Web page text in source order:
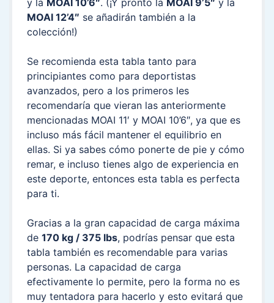
MOAI 12’4″ se añadirán también a la
colección!)
Se recomienda esta tabla tanto para
principiantes como para deportistas
avanzados, pero a los primeros les
recomendaría que vieran las anteriormente
mencionadas MOAI 11′ y MOAI 10’6″, ya que es
incluso más fácil mantener el equilibrio en
ellas. Si ya sabes cómo ponerte de pie y cómo
remar, e incluso tienes algo de experiencia en
este deporte, entonces esta tabla es perfecta
para ti.
Gracias a la gran capacidad de carga máxima
de 170 kg / 375 lbs, podrías pensar que esta
tabla también es recomendable para varias
personas. La capacidad de carga
efectivamente lo permite, pero la forma no es
muy tentadora para hacerlo y esto evitará que